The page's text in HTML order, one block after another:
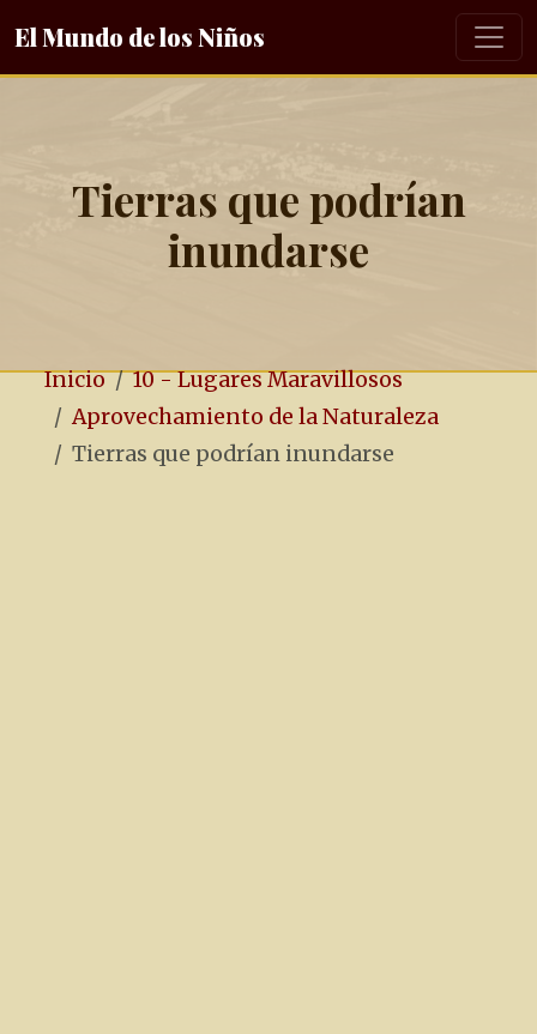
El Mundo de los Niños
Tierras que podrían
inundarse
Inicio
10 - Lugares Maravillosos
Aprovechamiento de la Naturaleza
Tierras que podrían inundarse